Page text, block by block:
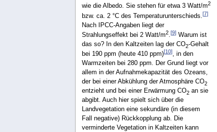
wie die Albedo. Sie stehen für etwa 3 Watt/m2
bzw. ca. 2 °C des Temperaturunterschieds. [7]
Nach IPCC-Angaben liegt der
Strahlungseffekt bei 2 Watt/m2.[9]Warum ist
das so? In den Kaltzeiten lag der CO2-Gehalt
bei 190 ppm (heute 410 ppm)[10], in den
Warmzeiten bei 280 ppm. Der Grund liegt vor
allem in der Aufnahmekapazität des Ozeans,
der bei einer Abkühlung der Atmosphäre CO2
entzieht und bei einer Erwärmung CO2an sie
abgibt. Auch hier spielt sich über die
Landvegetation eine sekundäre (in diesem
Fall negative) Rückkopplung ab. Die
verminderte Vegetation in Kaltzeiten kann